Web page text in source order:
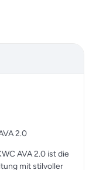
2.0
AVA 2.0 ist die
mit stilvoller